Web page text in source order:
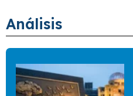
Análisis